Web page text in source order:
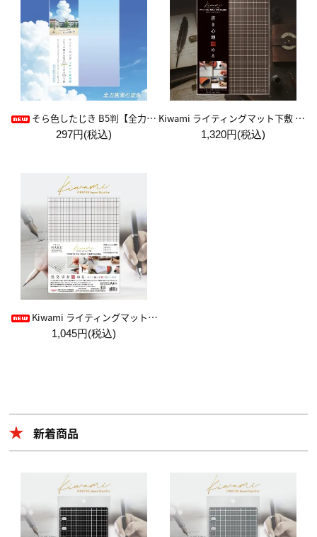
そら色したじき B5判【全力疾走の空色】
297円(税込)
Kiwami ライティングマット下敷 A4+【ブラウン&キャメル】
1,320円(税込)
Kiwami ライティングマット下敷 HAKU白薄【A4+方眼】
1,045円(税込)
新着商品